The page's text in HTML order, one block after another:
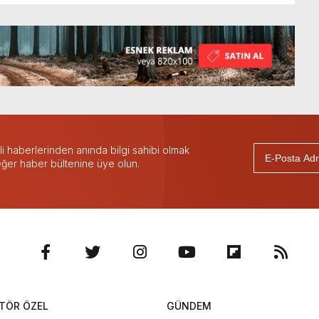
haberlerinden anında bilgi sahibi olmak
haber bültenine üye olun.
ÖZEL GÜNDEM